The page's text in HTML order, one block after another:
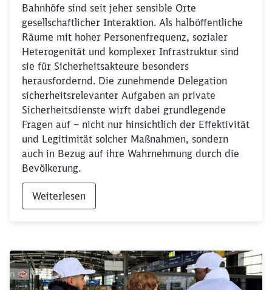
Bahnhöfe sind seit jeher sensible Orte
gesellschaftlicher Interaktion. Als halböffentliche
Räume mit hoher Personenfrequenz, sozialer
Heterogenität und komplexer Infrastruktur sind
sie für Sicherheitsakteure besonders
herausfordernd. Die zunehmende Delegation
sicherheitsrelevanter Aufgaben an private
Sicherheitsdienste wirft dabei grundlegende
Fragen auf – nicht nur hinsichtlich der Effektivität
und Legitimität solcher Maßnahmen, sondern
auch in Bezug auf ihre Wahrnehmung durch die
Bevölkerung.
Weiterlesen